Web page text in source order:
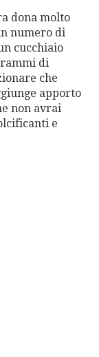
dona molto
numero di
cucchiaio
di
che
apporto
non avrai
e